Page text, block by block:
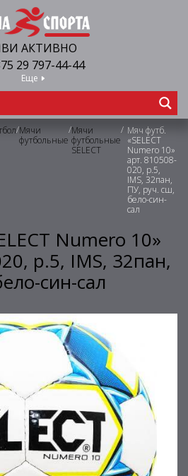
АКТИВНО
29 797-44-44
Еще
/Мячи
футбольные
/Мячи
футбольные
SELECT
/ Мяч футб.
«SELECT
Numero 10»
арт. 810508-
020, р.5,
IMS, 32пан,
ПУ, руч. сш,
бело-син-
сал
Numero 10»
р.5, IMS, 32пан,
син-сал